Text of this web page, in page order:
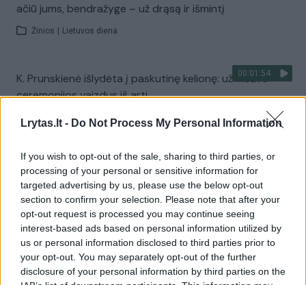
Lrytas.lt - Do Not Process My Personal Information
If you wish to opt-out of the sale, sharing to third parties, or
processing of your personal or sensitive information for
targeted advertising by us, please use the below opt-out
section to confirm your selection. Please note that after your
opt-out request is processed you may continue seeing
interest-based ads based on personal information utilized by
us or personal information disclosed to third parties prior to
your opt-out. You may separately opt-out of the further
disclosure of your personal information by third parties on the
ačiū jums, bendražyge – už drąsą ir išmintį
Žinios Lietuvos diena
00:01:54
K. Prunskienė išlydėta į paskutinę kelionę: užfiksavo
ceremonijos vaizdus iš arti
Žinios | Lietuvos diena
Visi įrašai
Žiūrimiausi įrašai
00:00:30
Vaizdai iš tragiškos avarijos Vilniaus r.: dviejų moterų ir